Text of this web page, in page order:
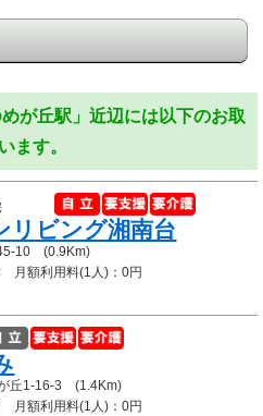
が丘駅」近辺には以下のお取
ます。
リビング湘南台
10 (0.9Km)
額利用料(1人)：0円
丘1-16-3 (1.4Km)
額利用料(1人)：0円